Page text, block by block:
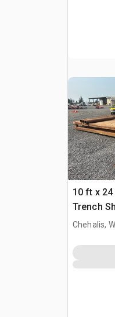
10 ft x
Trench
Chehalis,